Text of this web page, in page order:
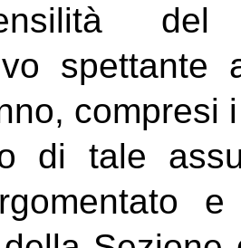
del
compresi
di tale